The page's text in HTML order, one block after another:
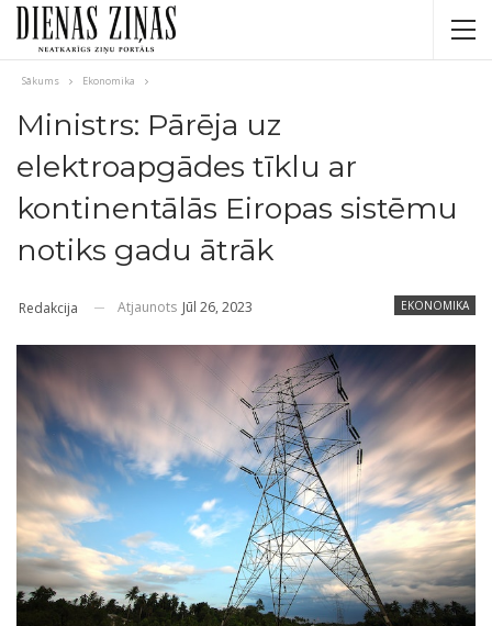
Sākums Ekonomika
Ministrs: Pārēja uz
elektroapgādes tīklu ar
kontinentālās Eiropas sistēmu
notiks gadu ātrāk
EKONOMIKA
Redakcija Atjaunots Jūl 26, 2023